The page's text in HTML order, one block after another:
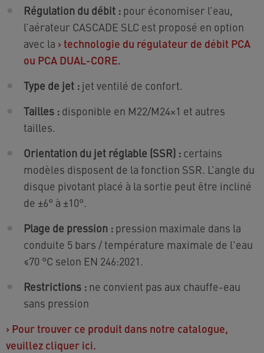
Régulation du débit : pour économiser l’eau,
l’aérateur CASCADE SLC est proposé en option
avec la › technologie du régulateur de débit PCA
ou PCA DUAL-CORE.
Type de jet : jet ventilé de confort.
Tailles : disponible en M22/M24×1 et autres
tailles.
Orientation du jet réglable (SSR) : certains
modèles disposent de la fonction SSR. L’angle du
disque pivotant placé à la sortie peut être incliné
de ±6° à ±10°.
Plage de pression : pression maximale dans la
conduite 5 bars / température maximale de l'eau
≤70 °C selon EN 246:2021.
Restrictions : ne convient pas aux chauffe-eau
sans pression
› Pour trouver ce produit dans notre catalogue,
veuillez cliquer ici.